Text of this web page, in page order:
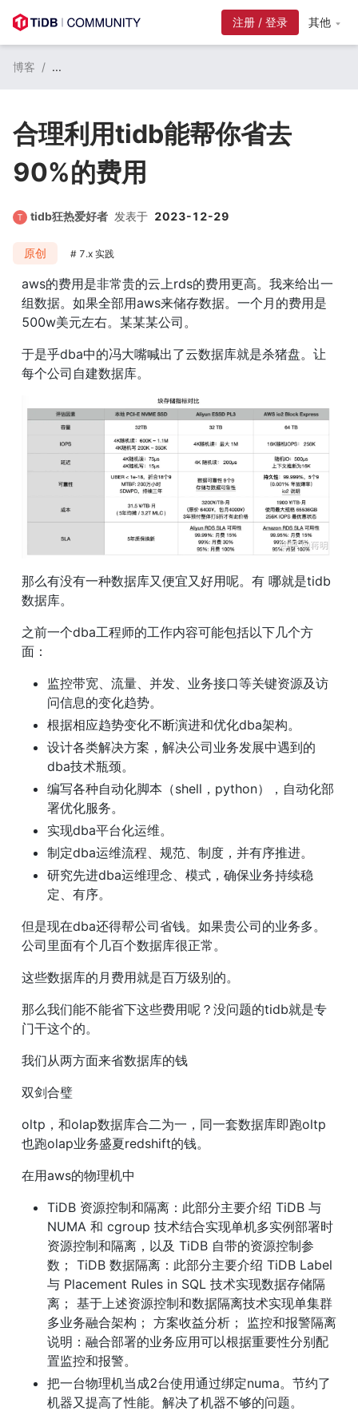
注册 / 登录 其他
博客 / ...
合理利用tidb能帮你省去
90%的费用
tidb狂热爱好者 发表于 2023-12-29
原创 7.x 实践
aws的费用是非常贵的云上rds的费用更高。我来给出一
组数据。如果全部用aws来储存数据。一个月的费用是
500w美元左右。某某某公司。
于是乎dba中的冯大嘴喊出了云数据库就是杀猪盘。让
每个公司自建数据库。
那么有没有一种数据库又便宜又好用呢。有 哪就是tidb
数据库。
之前一个dba工程师的工作内容可能包括以下几个方
面：
监控带宽、流量、并发、业务接口等关键资源及访
问信息的变化趋势。
根据相应趋势变化不断演进和优化dba架构。
设计各类解决方案，解决公司业务发展中遇到的
dba技术瓶颈。
编写各种自动化脚本（shell，python），自动化部
署优化服务。
实现dba平台化运维。
制定dba运维流程、规范、制度，并有序推进。
研究先进dba运维理念、模式，确保业务持续稳
定、有序。
但是现在dba还得帮公司省钱。如果贵公司的业务多。
公司里面有个几百个数据库很正常。
这些数据库的月费用就是百万级别的。
那么我们能不能省下这些费用呢？没问题的tidb就是专
门干这个的。
我们从两方面来省数据库的钱
双剑合璧
oltp，和olap数据库合二为一，同一套数据库即跑oltp
也跑olap业务盛夏redshift的钱。
在用aws的物理机中
TiDB 资源控制和隔离：此部分主要介绍 TiDB 与
NUMA 和 cgroup 技术结合实现单机多实例部署时
资源控制和隔离，以及 TiDB 自带的资源控制参
数； TiDB 数据隔离：此部分主要介绍 TiDB Label
与 Placement Rules in SQL 技术实现数据存储隔
离； 基于上述资源控制和数据隔离技术实现单集群
多业务融合架构； 方案收益分析； 监控和报警隔离
说明：融合部署的业务应用可以根据重要性分别配
置监控和报警。
把一台物理机当成2台使用通过绑定numa。节约了
机器又提高了性能。解决了机器不够的问题。